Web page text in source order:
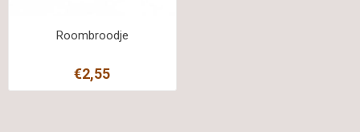
Roombroodje
€2,55